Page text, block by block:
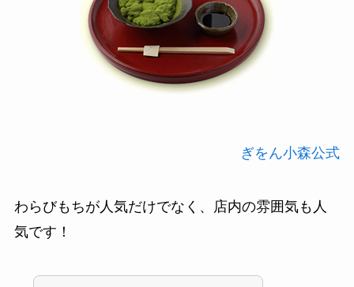
ぎをん小森公式
わらびもちが人気だけでなく、店内の雰囲気も人
気です！